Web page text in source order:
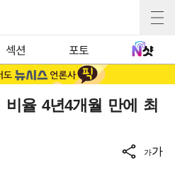
섹션 포토
율 4년4개월 만에 최
가가